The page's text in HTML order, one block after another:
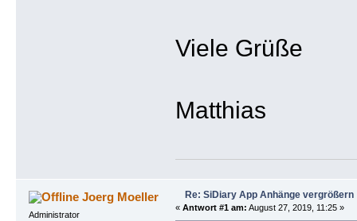
Viele Grüße
Matthias
Joerg Moeller
Administrator
Re: SiDiary App Anhänge vergrößern
« Antwort #1 am: August 27, 2019, 11:25 »